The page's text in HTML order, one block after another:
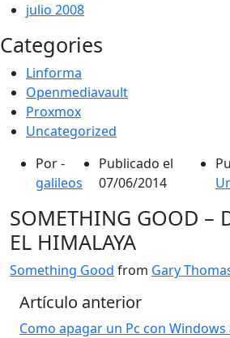
julio 2008
Categories
Linforma
Openmediavault
Proxmox
Uncategorized
Por -
galileos
Publicado el
07/06/2014
SOMETHING GOOD –
EL HIMALAYA
Something Good from Gary
Artículo anterior
Como apagar un Pc con Windows